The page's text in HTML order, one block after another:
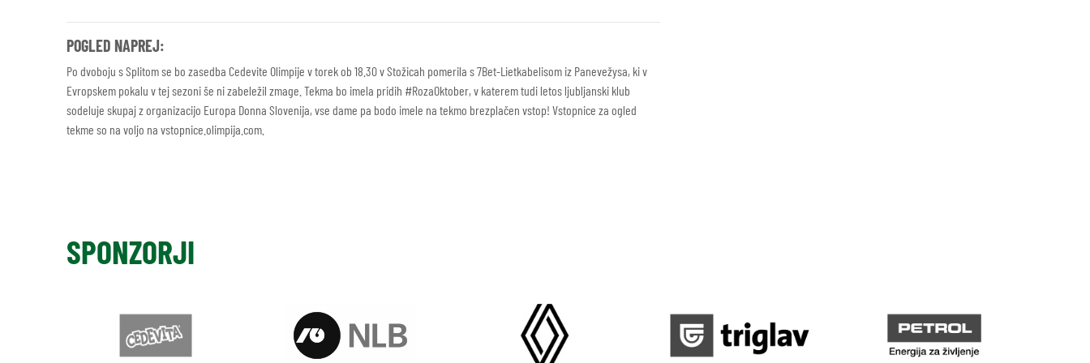
POGLED NAPREJ:
Po dvoboju s Splitom se bo zasedba Cedevite Olimpije v torek ob 18.30 v Stožicah pomerila s 7Bet-Lietkabelisom iz Panevežysa, ki v
Evropskem pokalu v tej sezoni še ni zabeležil zmage. Tekma bo imela pridih #RozaOktober, v katerem tudi letos ljubljanski klub
sodeluje skupaj z organizacijo Europa Donna Slovenija, vse dame pa bodo imele na tekmo brezplačen vstop! Vstopnice za ogled
tekme so na voljo na vstopnice.olimpija.com.
SPONZORJI